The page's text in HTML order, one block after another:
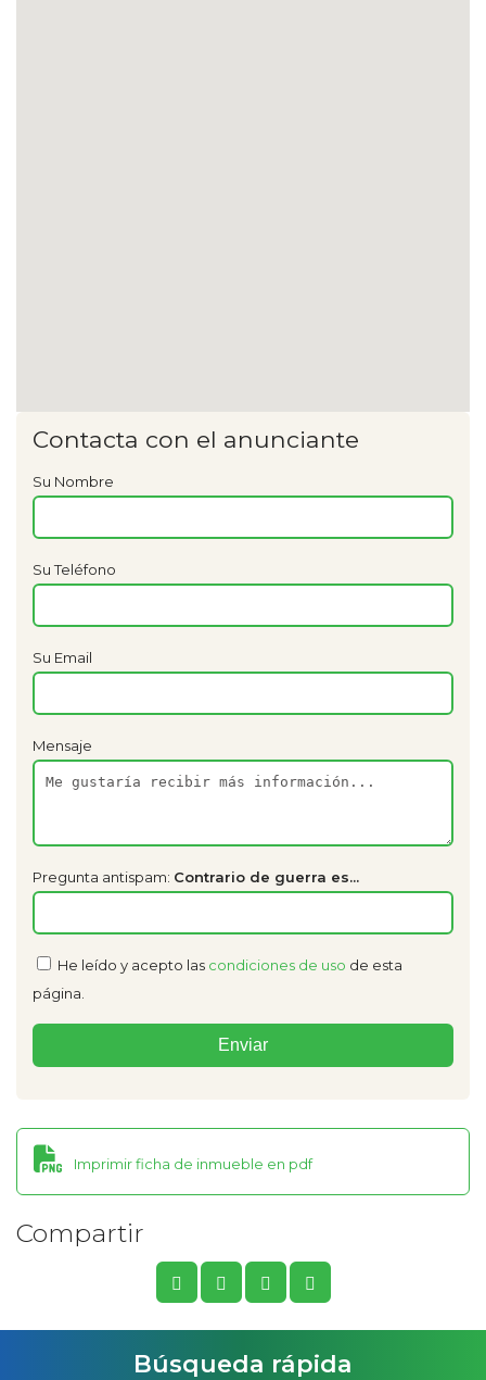
Contacta con el anunciante
Su Nombre
Su Teléfono
Su Email
Mensaje
Pregunta antispam: Contrario de guerra es...
He leído y acepto las condiciones de uso de esta
página.
Imprimir ficha de inmueble en pdf
Compartir
Búsqueda rápida